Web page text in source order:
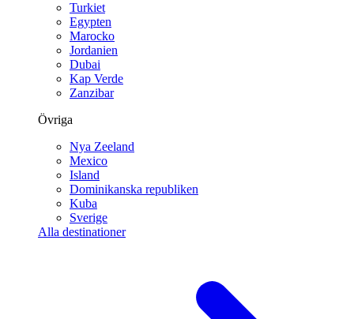
Turkiet
Egypten
Marocko
Jordanien
Dubai
Kap Verde
Zanzibar
Övriga
Nya Zeeland
Mexico
Island
Dominikanska republiken
Kuba
Sverige
Alla destinationer